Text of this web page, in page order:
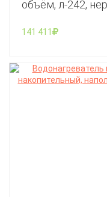
объём, л-242,
141 411